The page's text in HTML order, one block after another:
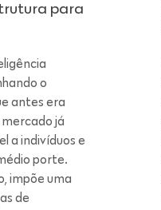
para
o
antes era
já
a indivíduos e
porte.
impõe uma
de